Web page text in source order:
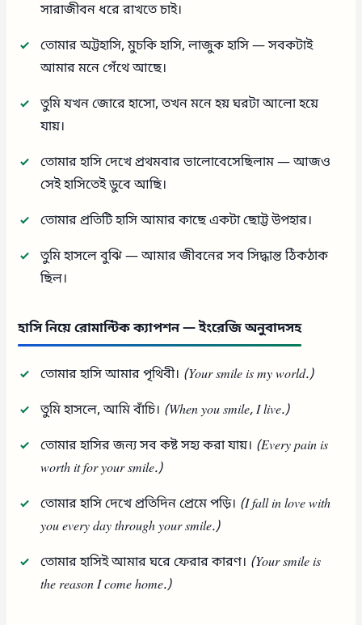
সারাজীবন ধরে রাখতে চাই।
তোমার অট্টহাসি, মুচকি হাসি, লাজুক হাসি — সবকটাই
আমার মনে গেঁথে আছে।
তুমি যখন জোরে হাসো, তখন মনে হয় ঘরটা আলো হয়ে
যায়।
তোমার হাসি দেখে প্রথমবার ভালোবেসেছিলাম — আজও
সেই হাসিতেই ডুবে আছি।
তোমার প্রতিটি হাসি আমার কাছে একটা ছোট্ট উপহার।
তুমি হাসলে বুঝি — আমার জীবনের সব সিদ্ধান্ত ঠিকঠাক
ছিল।
হাসি নিয়ে রোমান্টিক ক্যাপশন — ইংরেজি অনুবাদসহ
তোমার হাসি আমার পৃথিবী। (Your smile is my world.)
তুমি হাসলে, আমি বাঁচি। (When you smile, I live.)
তোমার হাসির জন্য সব কষ্ট সহ্য করা যায়। (Every pain is
worth it for your smile.)
তোমার হাসি দেখে প্রতিদিন প্রেমে পড়ি। (I fall in love with
you every day through your smile.)
তোমার হাসিই আমার ঘরে ফেরার কারণ। (Your smile is
the reason I come home.)